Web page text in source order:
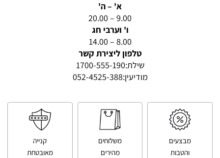
א' – ה'
9.00 – 20.00
ו' וערבי חג
8.00 – 14.00
טלפון ליצירת קשר
שילת:1700-555-190
מודיעין:052-4525-388
מבצעים
והטבות
משלוחים
מהירים
קנייה
מאובטחת